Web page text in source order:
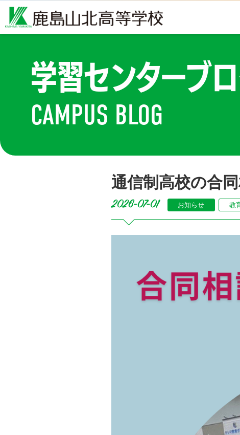
学習センターブ
CAMPUS BLOG
通信制高校の合
2026-07-01 お知らせ 教